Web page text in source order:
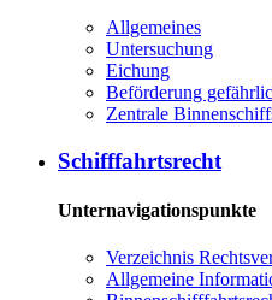
Allgemeines
Untersuchung
Eichung
Beförderung
Zentrale
Schifffahrtsrecht
Unternavigationspunkte
Verzeichnis
Allgemeine